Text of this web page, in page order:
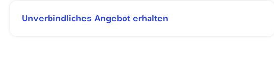
Unverbindliches Angebot erhalten